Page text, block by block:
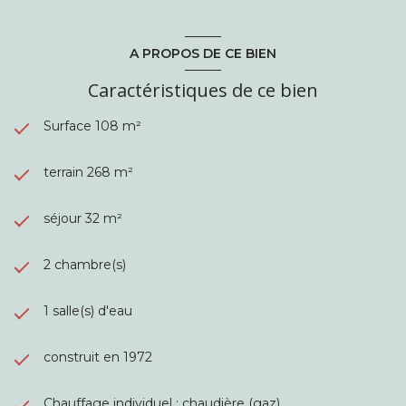
A PROPOS DE CE BIEN
Caractéristiques de ce bien
Surface 108 m²
terrain 268 m²
séjour 32 m²
2 chambre(s)
1 salle(s) d'eau
construit en 1972